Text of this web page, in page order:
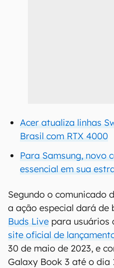
Acer atualiza linhas
Brasil com RTX 4000
Para Samsung, novo
essencial em sua
Segundo o comunicado
a ação especial dará de
Buds Live para usuários
site oficial de
30 de maio de 2023, e
Galaxy Book 3 até o dia